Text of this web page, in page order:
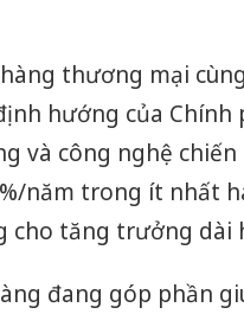
thương mại
hướng của
và công nghệ chiến
năm trong ít nhất
cho tăng trưởng dài
đang góp phần